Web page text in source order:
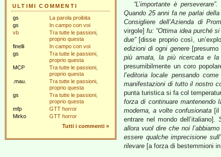
ULTIMI COMMENTI
gs
La parola proibita
gs
In campo con voi
vb
Tra tutte le passioni,
proprio questa
finelli
In campo con voi
gs
Tra tutte le passioni,
proprio questa
MCP
Tra tutte le passioni,
proprio questa
.mau.
Tra tutte le passioni,
proprio questa
gs
Tra tutte le passioni,
proprio questa
mfp
GTT horror
Mirko
GTT horror
Tutti i commenti »
“L’importante è
Quando 25 anni fa ne parlai
Consigliere dell’Azienda di
virgole]fu: “Ottima idea purché
due”[disse proprio così,
edizioni di ogni genere[presumo
più amata, la più ricercata e la
presumibilmente un coro
l’editoria locale pensando
manifestazioni di tutto il nostro
punta turistica si fa col
forza di continuare mantenendo
moderna, a volte confusionata[il
entrare nel mondo dell’italiano].
allora vuol dire che noi
essere qualche imprecisione
rilevare [a forza di bestemmioni